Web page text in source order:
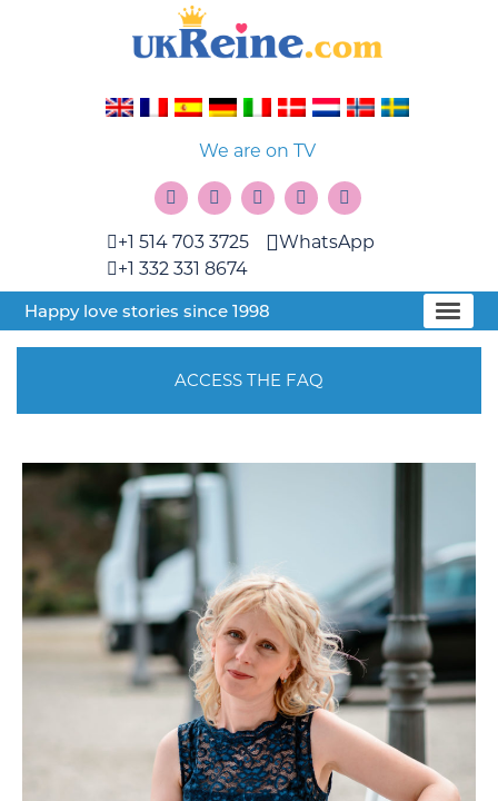
We are on TV
+1 514 703 3725
+1 332 331 8674
WhatsApp
Happy love stories since 1998
ACCESS THE FAQ